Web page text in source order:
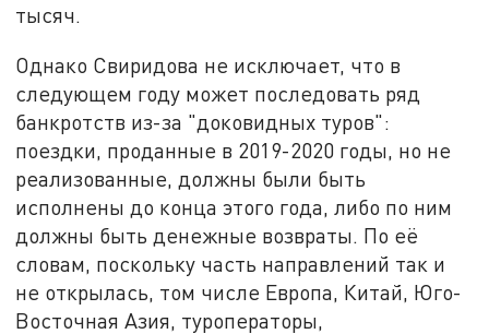
тысяч.
Однако Свиридова не исключает, что в
следующем году может последовать ряд
банкротств из-за "доковидных туров":
поездки, проданные в 2019-2020 годы, но не
реализованные, должны были быть
исполнены до конца этого года, либо по ним
должны быть денежные возвраты. По её
словам, поскольку часть направлений так и
не открылась, том числе Европа, Китай, Юго-
Восточная Азия, туроператоры,